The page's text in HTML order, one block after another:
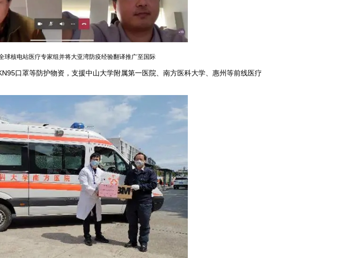
球核电站医疗专家组并将大亚湾防疫经验翻译推广至国际
口罩等防护物资，支援中山大学附属第一医院、南方医科大学、惠州等前线医疗